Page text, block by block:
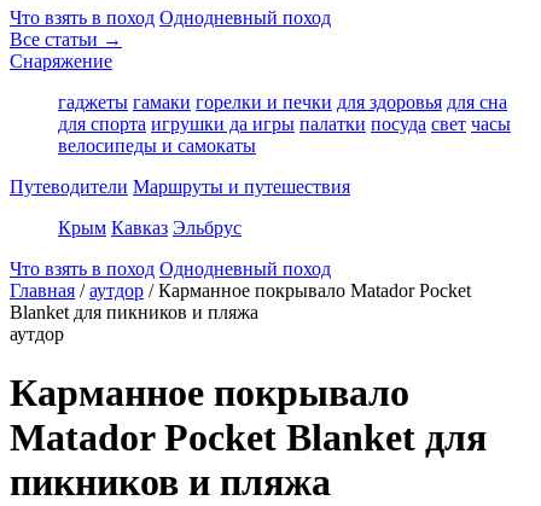
Что взять в поход Однодневный поход
Все статьи →
Снаряжение
гаджеты гамаки горелки и печки для здоровья для сна
для спорта игрушки да игры палатки посуда свет часы
велосипеды и самокаты
Путеводители Маршруты и путешествия
Крым Кавказ Эльбрус
Что взять в поход Однодневный поход
Главная / аутдор / Карманное покрывало Matador Pocket
Blanket для пикников и пляжа
аутдор
Карманное покрывало
Matador Pocket Blanket для
пикников и пляжа